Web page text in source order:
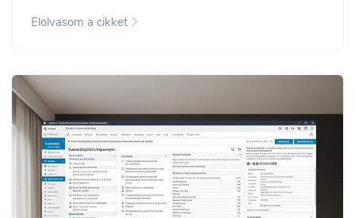
Elolvasom a cikket